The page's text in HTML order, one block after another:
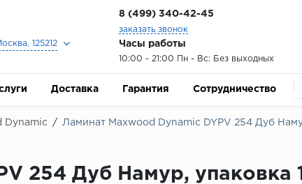
125212
8 (499) 340-42-45
заказать звонок
Часы работы
10:00 - 21:00 Пн - Вс: Без выходных
Доставка Гарантия Сотрудничество
Dynamic / Ламинат Maxwood Dynamic DYPV 254 Дуб
254 Дуб Намур, упаковка